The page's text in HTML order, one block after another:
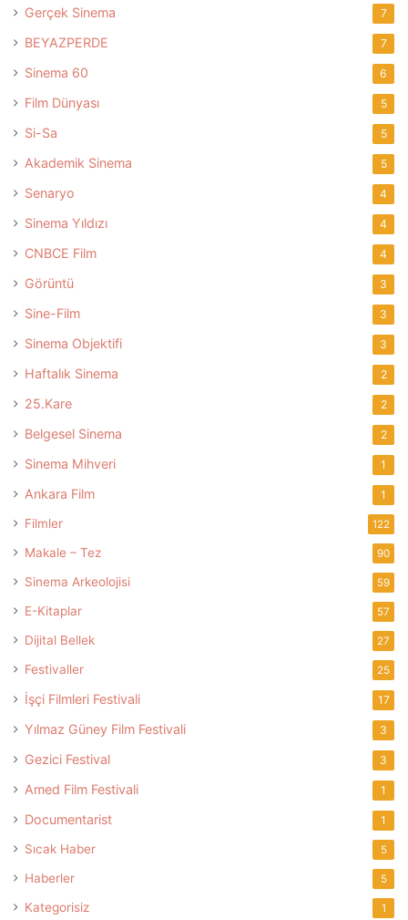
Gerçek Sinema 7
BEYAZPERDE 7
Sinema 60 6
Film Dünyası 5
Si-Sa 5
Akademik Sinema 5
Senaryo 4
Sinema Yıldızı 4
CNBCE Film 4
Görüntü 3
Sine-Film 3
Sinema Objektifi 3
Haftalık Sinema 2
25.Kare 2
Belgesel Sinema 2
Sinema Mihveri 1
Ankara Film 1
Filmler 122
Makale – Tez 90
Sinema Arkeolojisi 59
E-Kitaplar 57
Dijital Bellek 27
Festivaller 25
İşçi Filmleri Festivali 17
Yılmaz Güney Film Festivali 3
Gezici Festival 3
Amed Film Festivali 1
Documentarist 1
Sıcak Haber 5
Haberler 5
Kategorisiz 1